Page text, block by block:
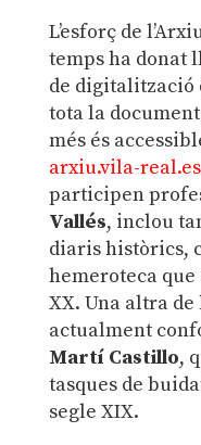
L’esforç de
temps ha donat
de digitalització
tota la
més és
arxiu.vila-real.es
participen
Vallés, inclou
diaris històrics,
hemeroteca
XX. Una altra
actualment
Martí Castillo,
tasques de
segle XIX.